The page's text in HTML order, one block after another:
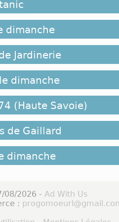
dimanche
Jardinerie
dimanche
(Haute Savoie)
de Gaillard
dimanche
08/2026 - Ad With Us
: